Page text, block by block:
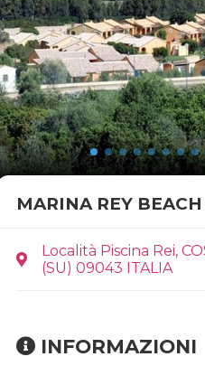
MARINA REY BEACH
Località Piscina Rei,
(SU) 09043 ITALIA
INFORMAZIONI